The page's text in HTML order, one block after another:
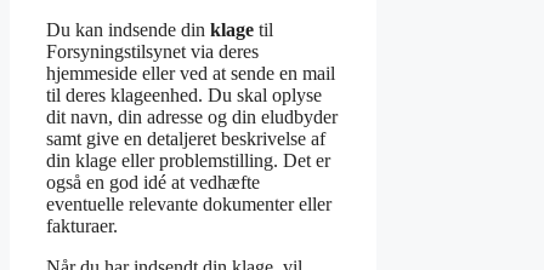
Du kan indsende din klage til
Forsyningstilsynet via deres
hjemmeside eller ved at sende en mail
til deres klageenhed. Du skal oplyse
dit navn, din adresse og din eludbyder
samt give en detaljeret beskrivelse af
din klage eller problemstilling. Det er
også en god idé at vedhæfte
eventuelle relevante dokumenter eller
fakturaer.